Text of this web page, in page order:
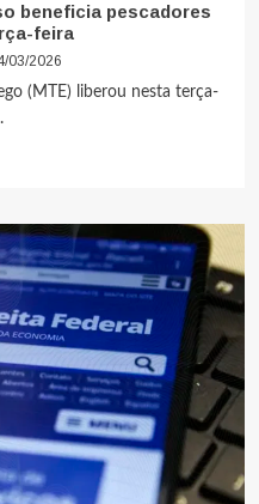
beneficia pescadores
feira
03/2026
(MTE) liberou nesta terça-